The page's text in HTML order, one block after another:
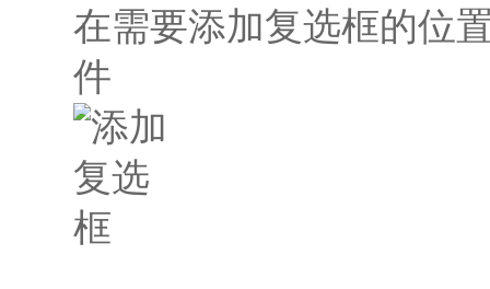
在需要添加复选框的位
件